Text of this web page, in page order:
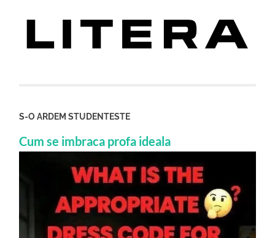
S-O ARDEM STUDENTESTE
Cum se imbraca profa ideala